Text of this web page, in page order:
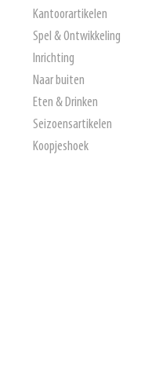
Kantoorartikelen
Spel & Ontwikkeling
Inrichting
Naar buiten
Eten & Drinken
Seizoensartikelen
Koopjeshoek